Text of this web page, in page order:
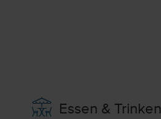
Essen & Trinken